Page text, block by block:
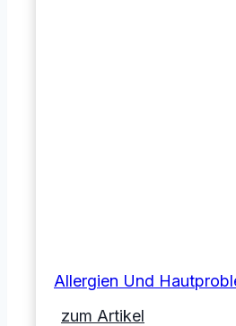
Allergien Und
zum Artikel